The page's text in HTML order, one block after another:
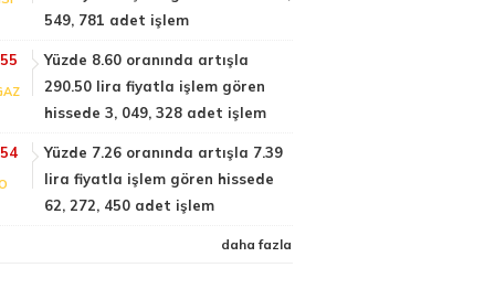
549, 781 adet işlem
Yüzde 8.60 oranında artışla
290.50 lira fiyatla işlem gören
hissede 3, 049, 328 adet işlem
Yüzde 7.26 oranında artışla 7.39
lira fiyatla işlem gören hissede
62, 272, 450 adet işlem
daha fazla